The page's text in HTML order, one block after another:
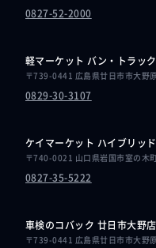
0827-52-2000
軽マーケット バン・トラッ
〒739-0441 広島県廿日市市大野
0829-30-3107
ケイマーケット ハイブリッ
〒740-0021 山口県岩国市室の木
0827-35-5222
車検のコバック 廿日市大野店
〒739-0441 広島県廿日市市大野